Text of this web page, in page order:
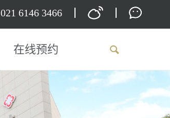
021 6146 3466
在线预约